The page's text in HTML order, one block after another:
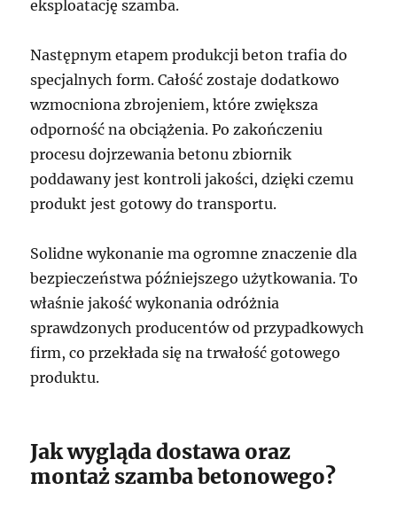
eksploatację szamba.
Następnym etapem produkcji beton trafia do
specjalnych form. Całość zostaje dodatkowo
wzmocniona zbrojeniem, które zwiększa
odporność na obciążenia. Po zakończeniu
procesu dojrzewania betonu zbiornik
poddawany jest kontroli jakości, dzięki czemu
produkt jest gotowy do transportu.
Solidne wykonanie ma ogromne znaczenie dla
bezpieczeństwa późniejszego użytkowania. To
właśnie jakość wykonania odróżnia
sprawdzonych producentów od przypadkowych
firm, co przekłada się na trwałość gotowego
produktu.
Jak wygląda dostawa oraz
montaż szamba betonowego?